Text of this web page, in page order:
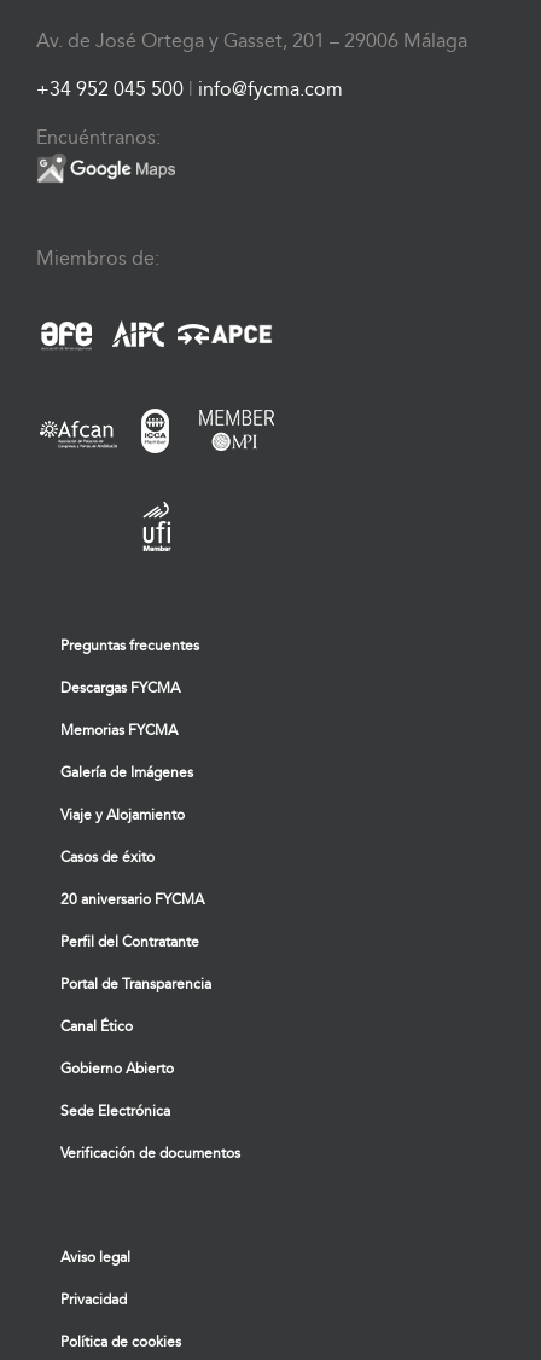
Av. de José Ortega y Gasset, 201 – 29006 Málaga
+34 952 045 500 | info@fycma.com
Encuéntranos:
Miembros de:
Preguntas frecuentes
Descargas FYCMA
Memorias FYCMA
Galería de Imágenes
Viaje y Alojamiento
Casos de éxito
20 aniversario FYCMA
Perfil del Contratante
Portal de Transparencia
Canal Ético
Gobierno Abierto
Sede Electrónica
Verificación de documentos
Aviso legal
Privacidad
Política de cookies